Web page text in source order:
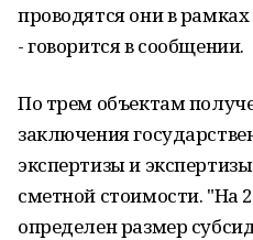
проводятся они в
- говорится в сообщении.
По трем объектам
заключения
экспертизы и
сметной стоимости. "На
определен размер